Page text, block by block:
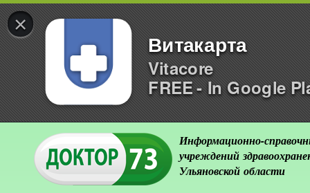
×
Витакарта
Vitacore
FREE - In Google
Информационно-
учреждений
Ульяновской области